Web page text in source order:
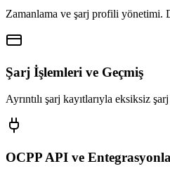
Zamanlama ve şarj profili yönetimi.
Şarj İşlemleri ve Geçmiş
Ayrıntılı şarj kayıtlarıyla eksiksiz
OCPP API ve